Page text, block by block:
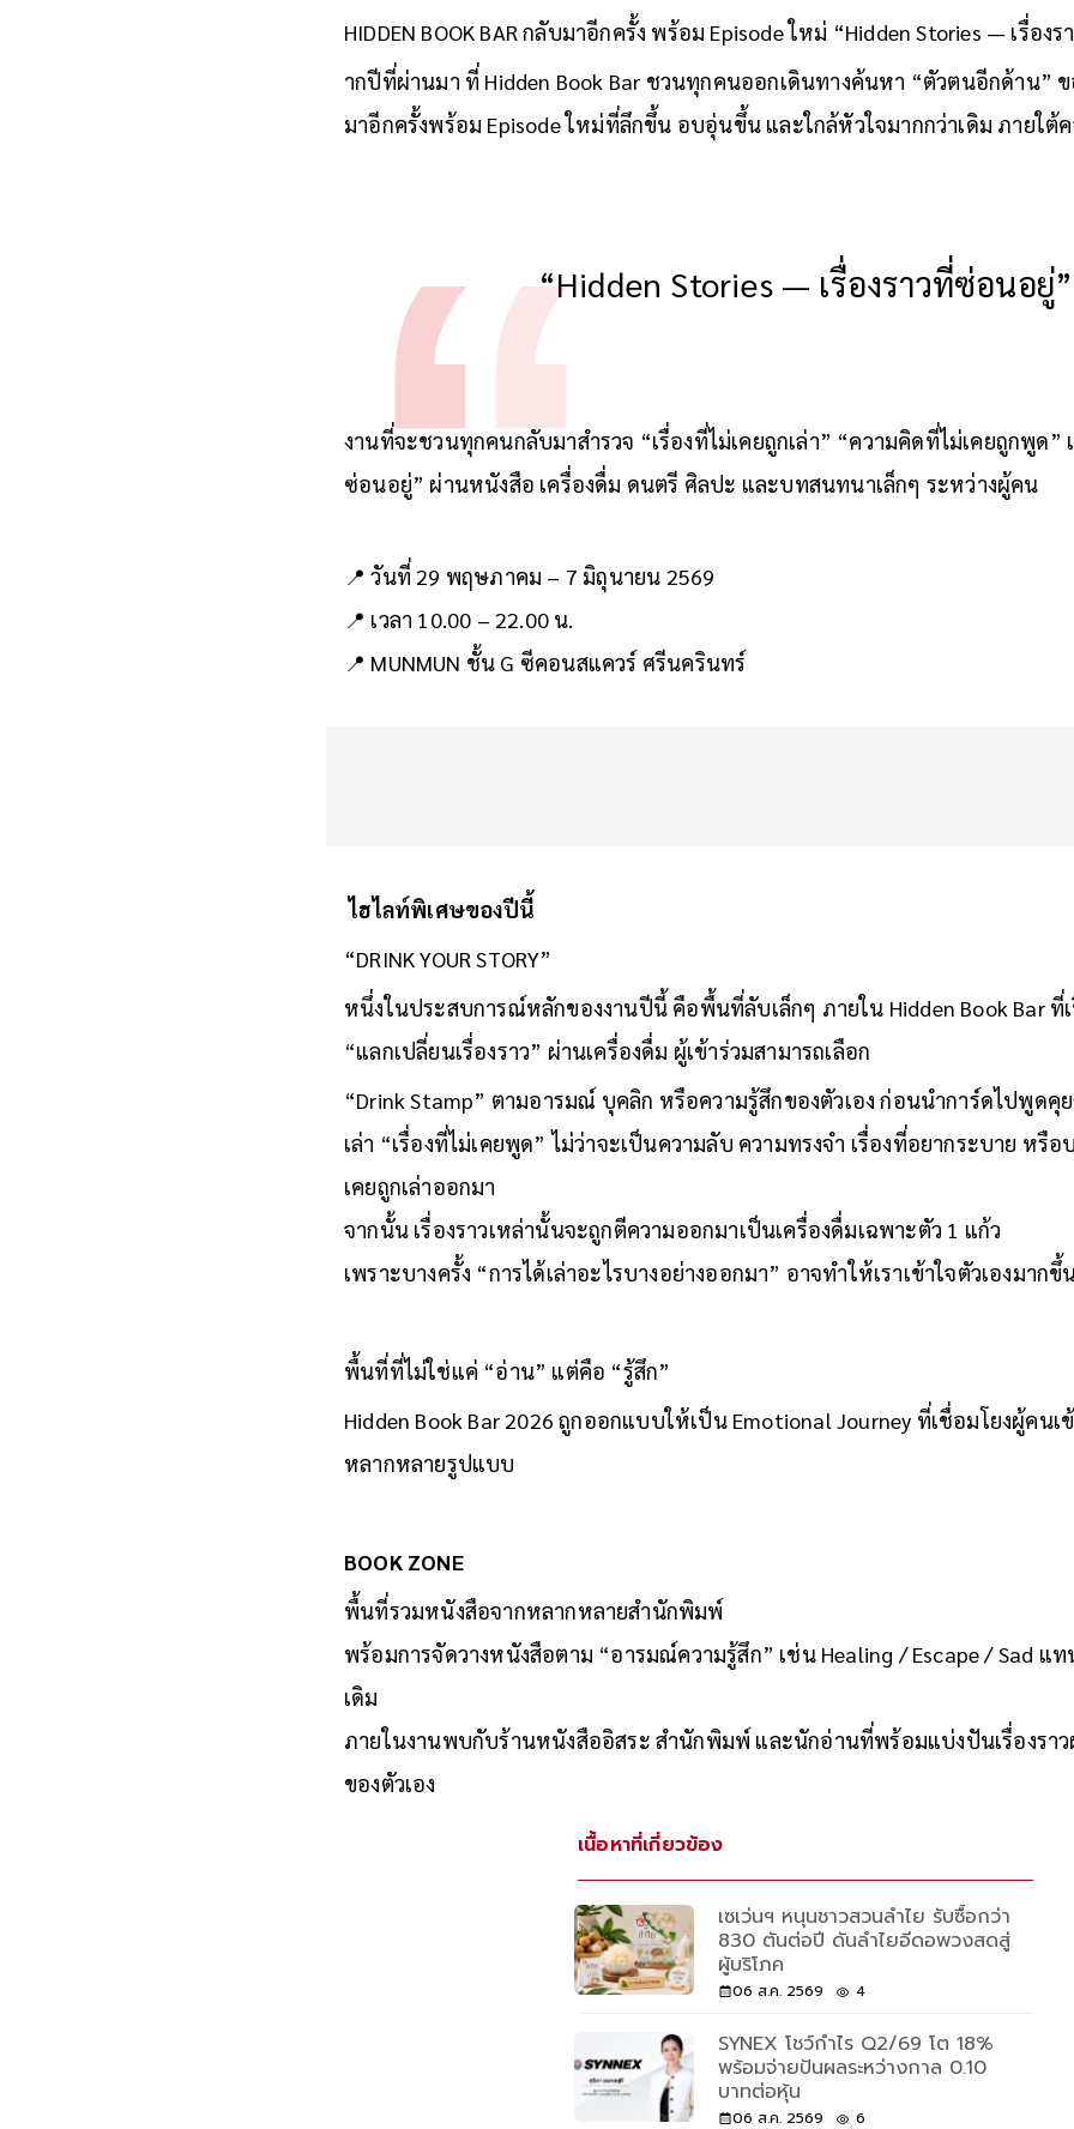
HIDDEN BOOK BAR กลับมาอีกครั้ง พร้อม Episode ใหม่ “Hidden Stories — เรื่อง
ากปีที่ผ่านมา ที่ Hidden Book Bar ชวนทุกคนออกเดินทางค้นหา “ตัวตนอีกด้าน” ข
“Hidden Stories — เรื่องราวที่ซ่อนอยู่”
งานที่จะชวนทุกคนกลับมาสำรวจ “เรื่องที่ไม่เคยถูกเล่า” “ความคิดที่ไม่เคยถูกพูด”
📍 วันที่ 29 พฤษภาคม – 7 มิถุนายน 2569
📍 เวลา 10.00 – 22.00 น.
ไฮไลท์พิเศษของปีนี้
“DRINK YOUR STORY”
หนึ่งในประสบการณ์หลักของงานปีนี้ คือพื้นที่ลับเล็กๆ ภายใน Hidden Book Bar ที่เ
“แลกเปลี่ยนเรื่องราว” ผ่านเครื่องดื่ม ผู้เข้าร่วมสามารถเลือก
“Drink Stamp” ตามอารมณ์ บุคลิก หรือความรู้สึกของตัวเอง ก่อนนำการ์ดไปพูดคุย
เล่า “เรื่องที่ไม่เคยพูด” ไม่ว่าจะเป็นความลับ ความทรงจำ เรื่องที่อยากระบาย หรือบ
เคยถูกเล่าออกมา
จากนั้น เรื่องราวเหล่านั้นจะถูกตีความออกมาเป็นเครื่องดื่มเฉพาะตัว 1 แก้ว
พื้นที่ที่ไม่ใช่แค่ “อ่าน” แต่คือ “รู้สึก”
Hidden Book Bar 2026 ถูกออกแบบให้เป็น Emotional Journey ที่เชื่อมโยงผู้คนเข้
BOOK ZONE
พื้นที่รวมหนังสือจากหลากหลายสำนักพิมพ์
พร้อมการจัดวางหนังสือตาม “อารมณ์ความรู้สึก” เช่น Healing / Escape / Sad แ
เดิม
ภายในงานพบกับร้านหนังสืออิสระ สำนักพิมพ์ และนักอ่านที่พร้อมแบ่งปันเรื่องราว
เนื้อหาที่เกี่ยวข้อง
เซเว่นฯ หนุนชาวสวนลำไย รับซื้อกว่า
830 ตันต่อปี ดันลำไยอีดอพวงสดสู่
ผู้บริโภค
06 ส.ค. 2569
SYNEX โชว์กำไร Q2/69 โต 18%
พร้อมจ่ายปันผลระหว่างกาล 0.10